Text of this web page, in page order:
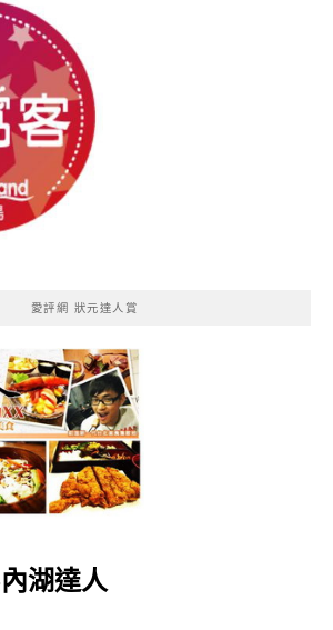
愛評網 狀元達人賞
湖達人